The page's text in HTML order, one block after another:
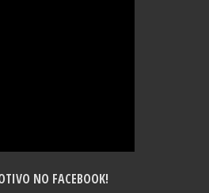
NO FACEBOOK!